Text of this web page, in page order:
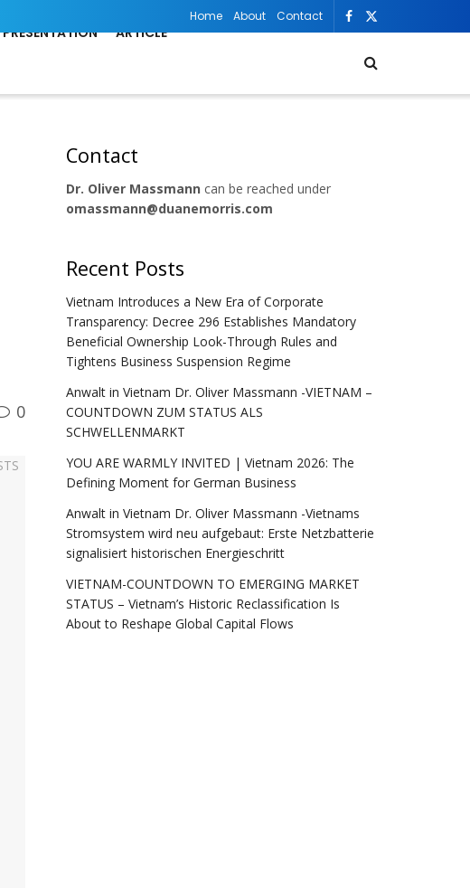
Home About Contact
PRESENTATION ARTICLE
0
Contact
Dr. Oliver Massmann can be reached under
omassmann@duanemorris.com
Recent Posts
Vietnam Introduces a New Era of Corporate
Transparency: Decree 296 Establishes Mandatory
Beneficial Ownership Look-Through Rules and
Tightens Business Suspension Regime
Anwalt in Vietnam Dr. Oliver Massmann -VIETNAM –
COUNTDOWN ZUM STATUS ALS
SCHWELLENMARKT
YOU ARE WARMLY INVITED | Vietnam 2026: The
Defining Moment for German Business
Anwalt in Vietnam Dr. Oliver Massmann -Vietnams
Stromsystem wird neu aufgebaut: Erste Netzbatterie
signalisiert historischen Energieschritt
VIETNAM-COUNTDOWN TO EMERGING MARKET
STATUS – Vietnam’s Historic Reclassification Is
About to Reshape Global Capital Flows